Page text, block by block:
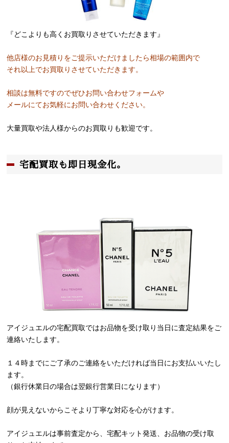
『どこよりも高くお買取りさせていただきます』
他店様のお見積りをご提示いただけましたら相場の範囲内で
それ以上でお買取りさせていただきます。
相談は無料ですのでぜひお問い合わせフォームや
メールにてお気軽にお問い合わせください。
大量買取や法人様からのお買取りも歓迎です。
宅配買取も即日現金化。
アイジュエルの宅配買取ではお品物を受け取り当日に査定結果をご
連絡いたします。
１４時までにご了承のご連絡をいただければ当日にお支払いいたし
ます。
（銀行休業日の場合は翌銀行営業日になります）
顔が見えないからこそより丁寧な対応を心がけます。
アイジュエルは事前査定から、宅配キット発送、お品物の受け取